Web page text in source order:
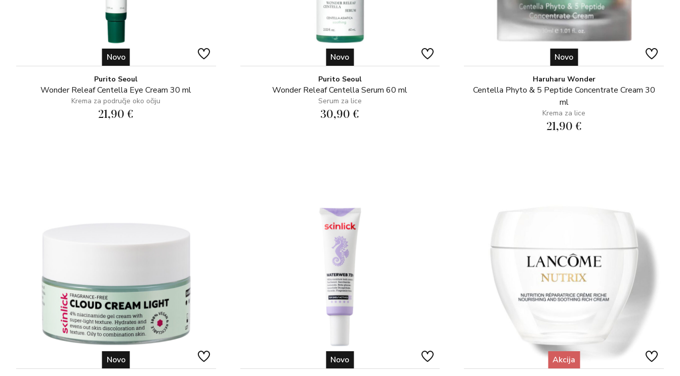
Novo
Purito Seoul
Wonder Releaf Centella Eye Cream 30 ml
Krema za područje oko očiju
21,90 €
Novo
Purito Seoul
Wonder Releaf Centella Serum 60 ml
Serum za lice
30,90 €
Novo
Haruharu Wonder
Centella Phyto & 5 Peptide Concentrate Cream 30
ml
Krema za lice
21,90 €
Novo Novo Akcija